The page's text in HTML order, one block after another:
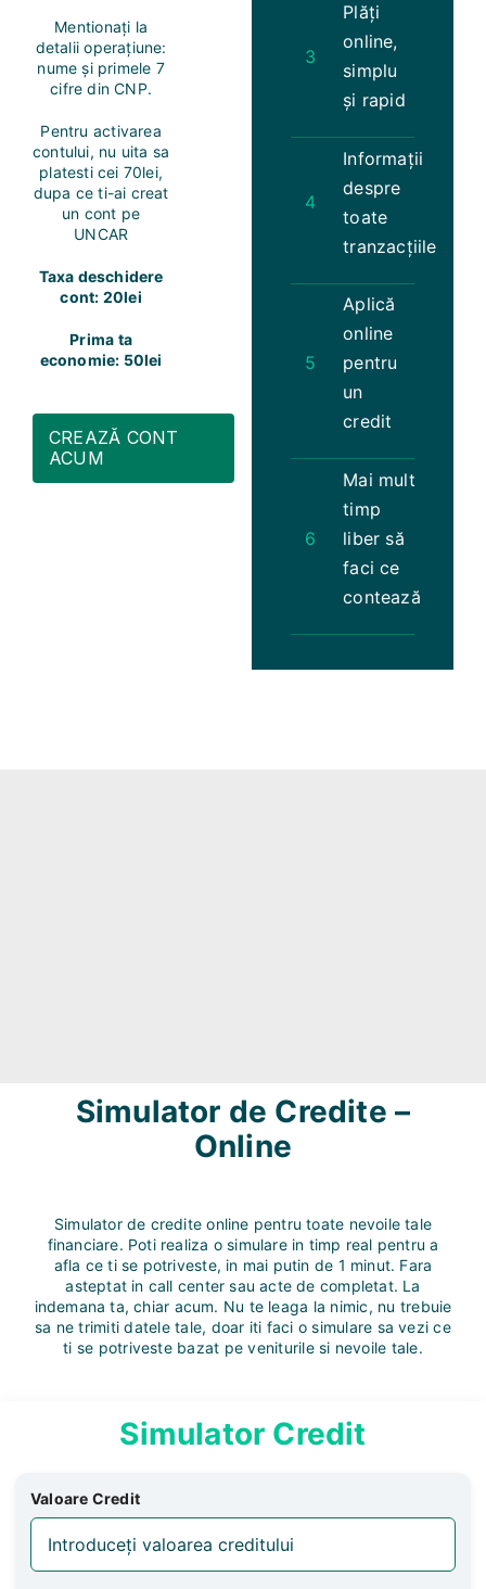
Mentionați la
detalii operațiune:
nume și primele 7
cifre din CNP.
Pentru activarea
contului, nu uita sa
platesti cei 70lei,
dupa ce ti-ai creat
un cont pe
UNCAR
Taxa deschidere
cont: 20lei
Prima ta
economie: 50lei
CREAZĂ CONT
ACUM
3
Plăți
online,
simplu
și rapid
4
Informații
despre
toate
tranzacțiile
5
Aplică
online
pentru
un
credit
6
Mai mult
timp
liber să
faci ce
contează
Simulator de Credite –
Online
Simulator de credite online pentru toate nevoile tale
financiare. Poti realiza o simulare in timp real pentru a
afla ce ti se potriveste, in mai putin de 1 minut. Fara
asteptat in call center sau acte de completat. La
indemana ta, chiar acum. Nu te leaga la nimic, nu trebuie
sa ne trimiti datele tale, doar iti faci o simulare sa vezi ce
ti se potriveste bazat pe veniturile si nevoile tale.
Simulator Credit
Valoare Credit